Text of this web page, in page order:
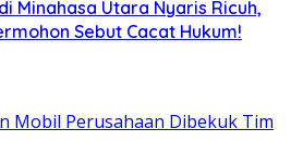
Minahasa Utara Nyaris Ricuh,
Sebut Cacat Hukum!